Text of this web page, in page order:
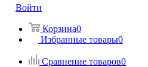
Войти
Корзина0
Избранные товары0
Сравнение товаров0